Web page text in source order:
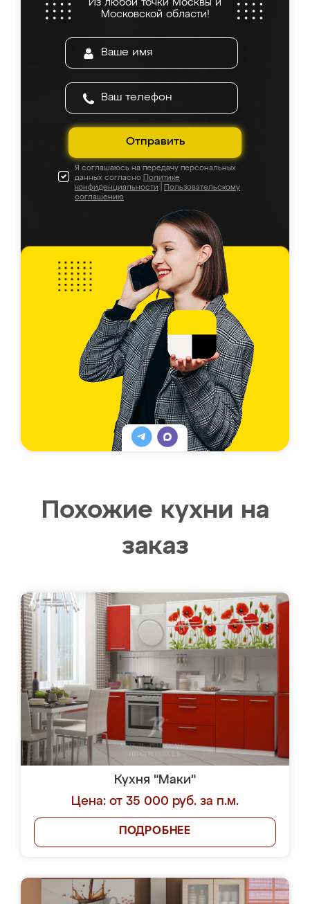
Из любой точки Москвы и
Московской области!
Отправить
Я соглашаюсь на передачу персональных
данных согласно Политике
конфиденциальности
Пользовательскому
соглашению
Похожие кухни на
заказ
Кухня "Маки"
Цена: от 35 000 руб. за п.м.
ПОДРОБНЕЕ